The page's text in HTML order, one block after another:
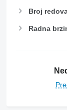
Broj
Radna